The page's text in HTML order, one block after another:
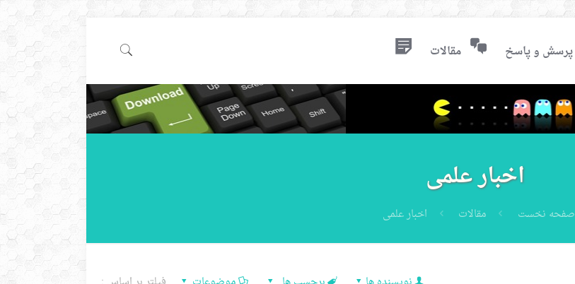
پرسش و پاسخ مقالات
اخبار علمی
صفحه نخست مقالات اخبار علمی